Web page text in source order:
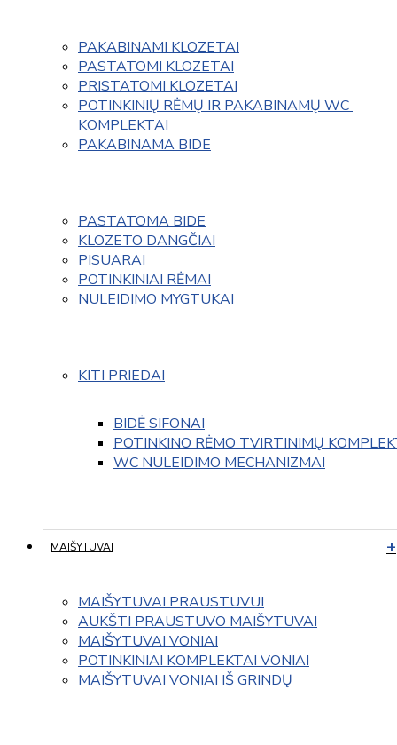
PAKABINAMI KLOZETAI
PASTATOMI KLOZETAI
PRISTATOMI KLOZETAI
POTINKINIŲ RĖMŲ IR PAKABINAMŲ WC
KOMPLEKTAI
PAKABINAMA BIDE
PASTATOMA BIDE
KLOZETO DANGČIAI
PISUARAI
POTINKINIAI RĖMAI
NULEIDIMO MYGTUKAI
KITI PRIEDAI
BIDĖ SIFONAI
POTINKINO RĖMO TVIRTINIMŲ
WC NULEIDIMO MECHANIZMAI
MAIŠYTUVAI
MAIŠYTUVAI PRAUSTUVUI
AUKŠTI PRAUSTUVO MAIŠYTUVAI
MAIŠYTUVAI VONIAI
POTINKINIAI KOMPLEKTAI VONIAI
MAIŠYTUVAI VONIAI IŠ GRINDŲ